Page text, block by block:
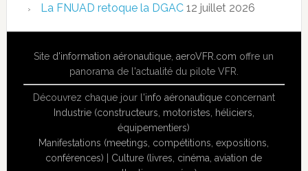
La FNUAD retoque la DGAC 12 juillet 2026
Site d'information aéronautique ,aeroVFR.com offre un
panorama de l'actualité du pilote VFR.
Découvrez chaque jour l'info aéronautiqueconcernant
Industrie (constructeurs, motoristes, héliciers,
équipementiers)
Manifestations (meetings, compétitions, expositions,
conférences) | Culture (livres, cinéma, aviation de